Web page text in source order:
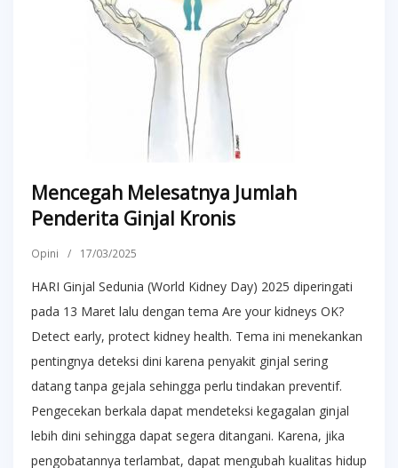
Mencegah Melesatnya Jumlah
Penderita Ginjal Kronis
Opini / 17/03/2025
HARI Ginjal Sedunia (World Kidney Day) 2025 diperingati
pada 13 Maret lalu dengan tema Are your kidneys OK?
Detect early, protect kidney health. Tema ini menekankan
pentingnya deteksi dini karena penyakit ginjal sering
datang tanpa gejala sehingga perlu tindakan preventif.
Pengecekan berkala dapat mendeteksi kegagalan ginjal
lebih dini sehingga dapat segera ditangani. Karena, jika
pengobatannya terlambat, dapat mengubah kualitas hidup